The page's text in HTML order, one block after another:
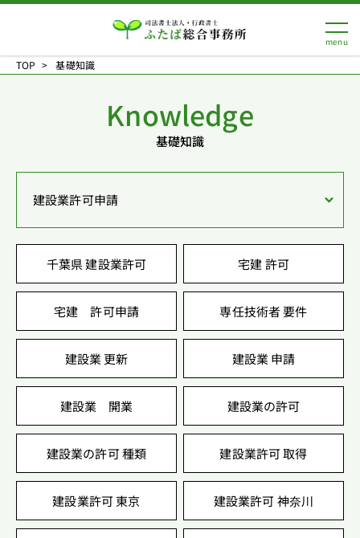
TOP 基礎知識
Knowledge
基礎知識
建設業許可申請
千葉県 建設業許可 宅建 許可
宅建 許可申請 専任技術者 要件
建設業 更新 建設業 申請
建設業 開業 建設業の許可
建設業の許可 種類 建設業許可 取得
建設業許可 東京 建設業許可 神奈川